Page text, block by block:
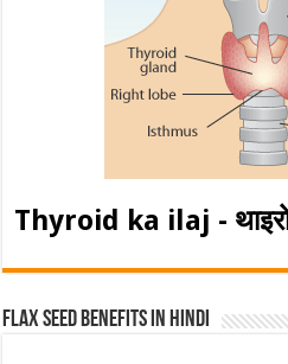
Thyroid ka ilaj -
Flax Seed Benefits in hindi